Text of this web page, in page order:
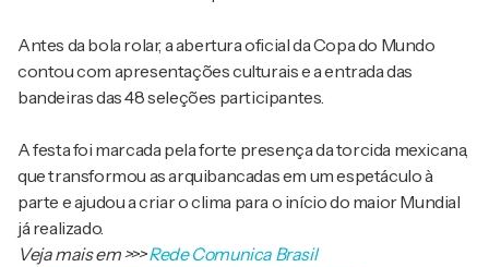
Antes da bola rolar, a abertura oficial da Copa do Mundo
contou com apresentações culturais e a entrada das
bandeiras das 48 seleções participantes.
A festa foi marcada pela forte presença da torcida mexicana,
que transformou as arquibancadas em um espetáculo à
parte e ajudou a criar o clima para o início do maior Mundial
já realizado.
Veja mais em>>>Rede Comunica Brasil